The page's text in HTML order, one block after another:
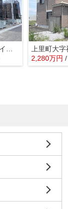
2,280万円